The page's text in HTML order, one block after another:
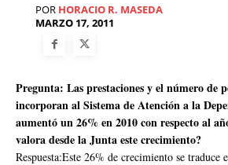
POR HORACIO R. MASEDA
MARZO 17, 2011
Pregunta: Las prestaciones y el número de
incorporan al Sistema de Atención a la
aumentó un 26% en 2010 con respecto al
valora desde la Junta este crecimiento?
Respuesta:Este 26% de crecimiento se traduce